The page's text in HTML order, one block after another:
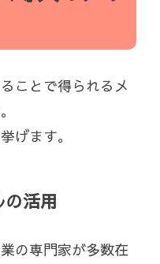
ことで得られるメ
げます。
活用
の専門家が多数在